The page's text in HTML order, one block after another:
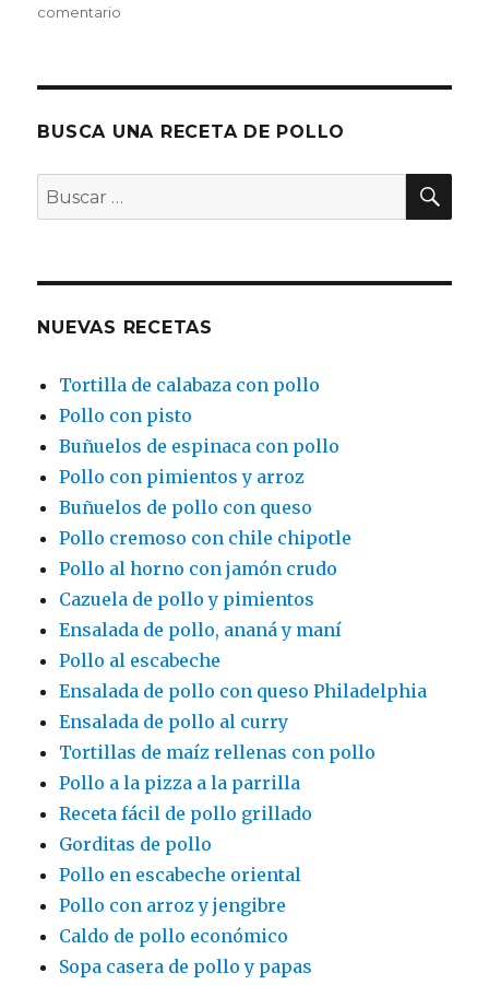
comentario
BUSCA UNA RECETA DE POLLO
Buscar
por:
NUEVAS RECETAS
Tortilla de calabaza con pollo
Pollo con pisto
Buñuelos de espinaca con pollo
Pollo con pimientos y arroz
Buñuelos de pollo con queso
Pollo cremoso con chile chipotle
Pollo al horno con jamón crudo
Cazuela de pollo y pimientos
Ensalada de pollo, ananá y maní
Pollo al escabeche
Ensalada de pollo con queso Philadelphia
Ensalada de pollo al curry
Tortillas de maíz rellenas con pollo
Pollo a la pizza a la parrilla
Receta fácil de pollo grillado
Gorditas de pollo
Pollo en escabeche oriental
Pollo con arroz y jengibre
Caldo de pollo económico
Sopa casera de pollo y papas